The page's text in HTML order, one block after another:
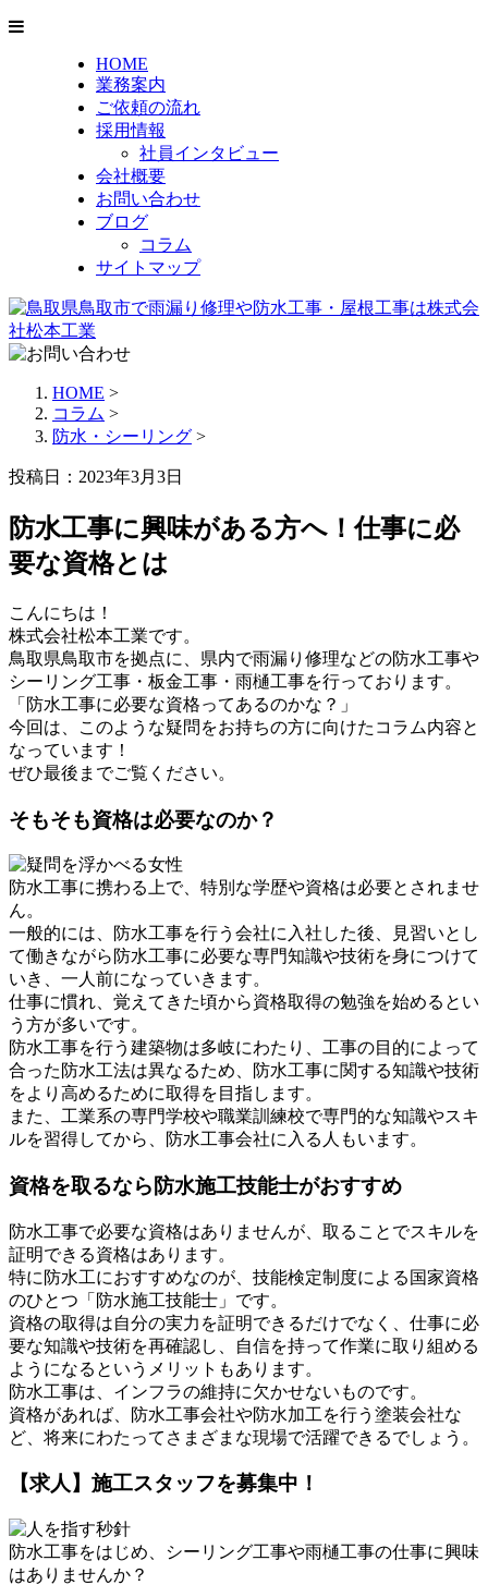
HOME
業務案内
ご依頼の流れ
採用情報
社員インタビュー
会社概要
お問い合わせ
ブログ
コラム
サイトマップ
HOME >
コラム >
防水・シーリング >
投稿日：2023年3月3日
防水工事に興味がある方へ！仕事に必
要な資格とは
こんにちは！
株式会社松本工業です。
鳥取県鳥取市を拠点に、県内で雨漏り修理などの防水工事や
シーリング工事・板金工事・雨樋工事を行っております。
「防水工事に必要な資格ってあるのかな？」
今回は、このような疑問をお持ちの方に向けたコラム内容と
なっています！
ぜひ最後までご覧ください。
そもそも資格は必要なのか？
防水工事に携わる上で、特別な学歴や資格は必要とされませ
ん。
一般的には、防水工事を行う会社に入社した後、見習いとし
て働きながら防水工事に必要な専門知識や技術を身につけて
いき、一人前になっていきます。
仕事に慣れ、覚えてきた頃から資格取得の勉強を始めるとい
う方が多いです。
防水工事を行う建築物は多岐にわたり、工事の目的によって
合った防水工法は異なるため、防水工事に関する知識や技術
をより高めるために取得を目指します。
また、工業系の専門学校や職業訓練校で専門的な知識やスキ
ルを習得してから、防水工事会社に入る人もいます。
資格を取るなら防水施工技能士がおすすめ
防水工事で必要な資格はありませんが、取ることでスキルを
証明できる資格はあります。
特に防水工におすすめなのが、技能検定制度による国家資格
のひとつ「防水施工技能士」です。
資格の取得は自分の実力を証明できるだけでなく、仕事に必
要な知識や技術を再確認し、自信を持って作業に取り組める
ようになるというメリットもあります。
防水工事は、インフラの維持に欠かせないものです。
資格があれば、防水工事会社や防水加工を行う塗装会社な
ど、将来にわたってさまざまな現場で活躍できるでしょう。
【求人】施工スタッフを募集中！
防水工事をはじめ、シーリング工事や雨樋工事の仕事に興味
はありませんか？